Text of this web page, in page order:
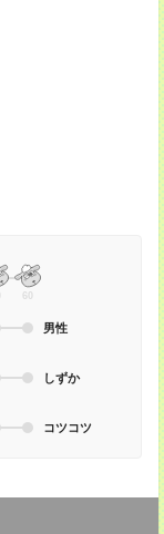
60
男性
しずか
コツコツ